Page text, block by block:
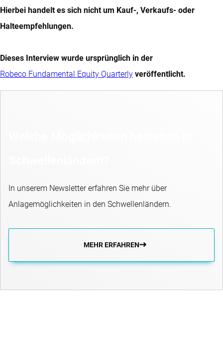
Hierbei handelt es sich nicht um Kauf-, Verkaufs- oder
Halteempfehlungen.
Dieses Interview wurde ursprünglich in der
Robeco Fundamental Equity Quarterly veröffentlicht.
In unserem Newsletter erfahren Sie mehr über
Anlagemöglichkeiten in den Schwellenländern.
MEHR ERFAHREN